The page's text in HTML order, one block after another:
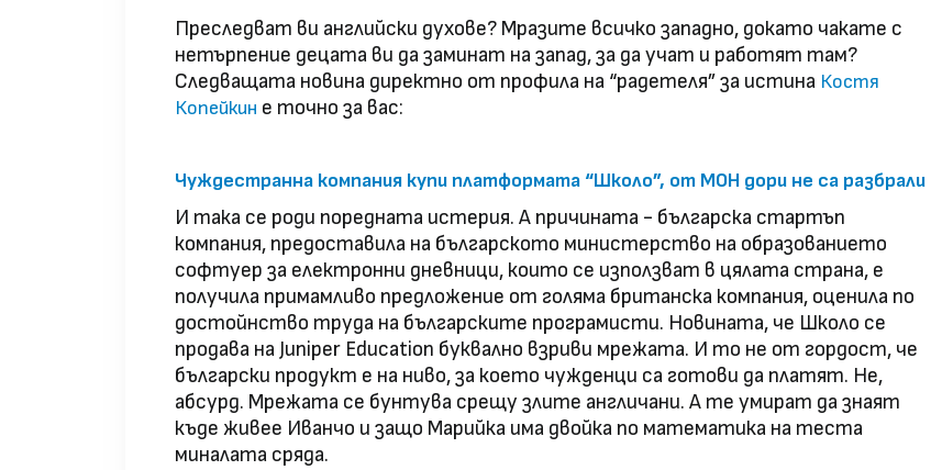
Преследват ви английски духове? Мразите всичко западно, докато чакате с
нетърпение децата ви да заминат на запад, за да учат и работят там?
Следващата новина директно от профила на “радетеля” за истина Костя
Копейкин е точно за вас:
Чуждестранна компания купи платформата “Школо”, от МОН дори не са разбрали
И така се роди поредната истерия. А причината - българска стартъп
компания, предоставила на българското министерство на образованието
софтуер за електронни дневници, които се използват в цялата страна, е
получила примамливо предложение от голяма британска компания, оценила по
достойнство труда на българските програмисти. Новината, че Школо се
продава на Juniper Education буквално взриви мрежата. И то не от гордост, че
български продукт е на ниво, за което чужденци са готови да платят. Не,
абсурд. Мрежата се бунтува срещу злите англичани. A те умират да знаят
къде живее Иванчо и защо Марийка има двойка по математика на теста
миналата сряда.